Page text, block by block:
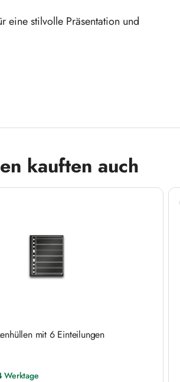
eine stilvolle Präsentation und
und ermöglicht eine
geschützt, sauber und
kauften auch
mit 6 Einteilungen
Werktage